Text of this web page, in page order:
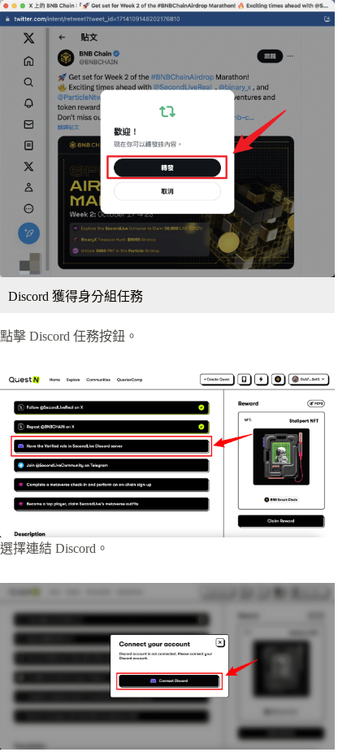
Discord 獲得身分組任務
點擊 Discord 任務按鈕。
選擇連結 Discord。